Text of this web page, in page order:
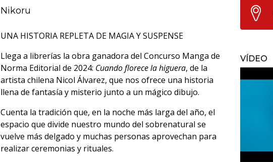
Nikoru
UNA HISTORIA REPLETA DE MAGIA Y SUSPENSE
Llega a librerías la obra ganadora del Concurso Manga de
Norma Editorial de 2024: Cuando florece la higuera, de la
artista chilena Nicol Álvarez, que nos ofrece una historia
llena de fantasía y misterio junto a un mágico dibujo.
Cuenta la tradición que, en la noche más larga del año, el
espacio que divide nuestro mundo del sobrenatural se
vuelve más delgado y muchas personas aprovechan para
realizar ceremonias y rituales.
VÍDEO